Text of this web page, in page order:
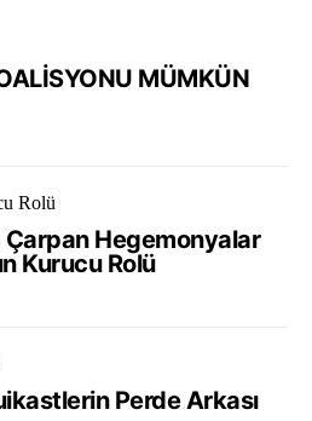
MÜMKÜN
Çarpan Hegemonyalar
Kurucu Rolü
Perde Arkası